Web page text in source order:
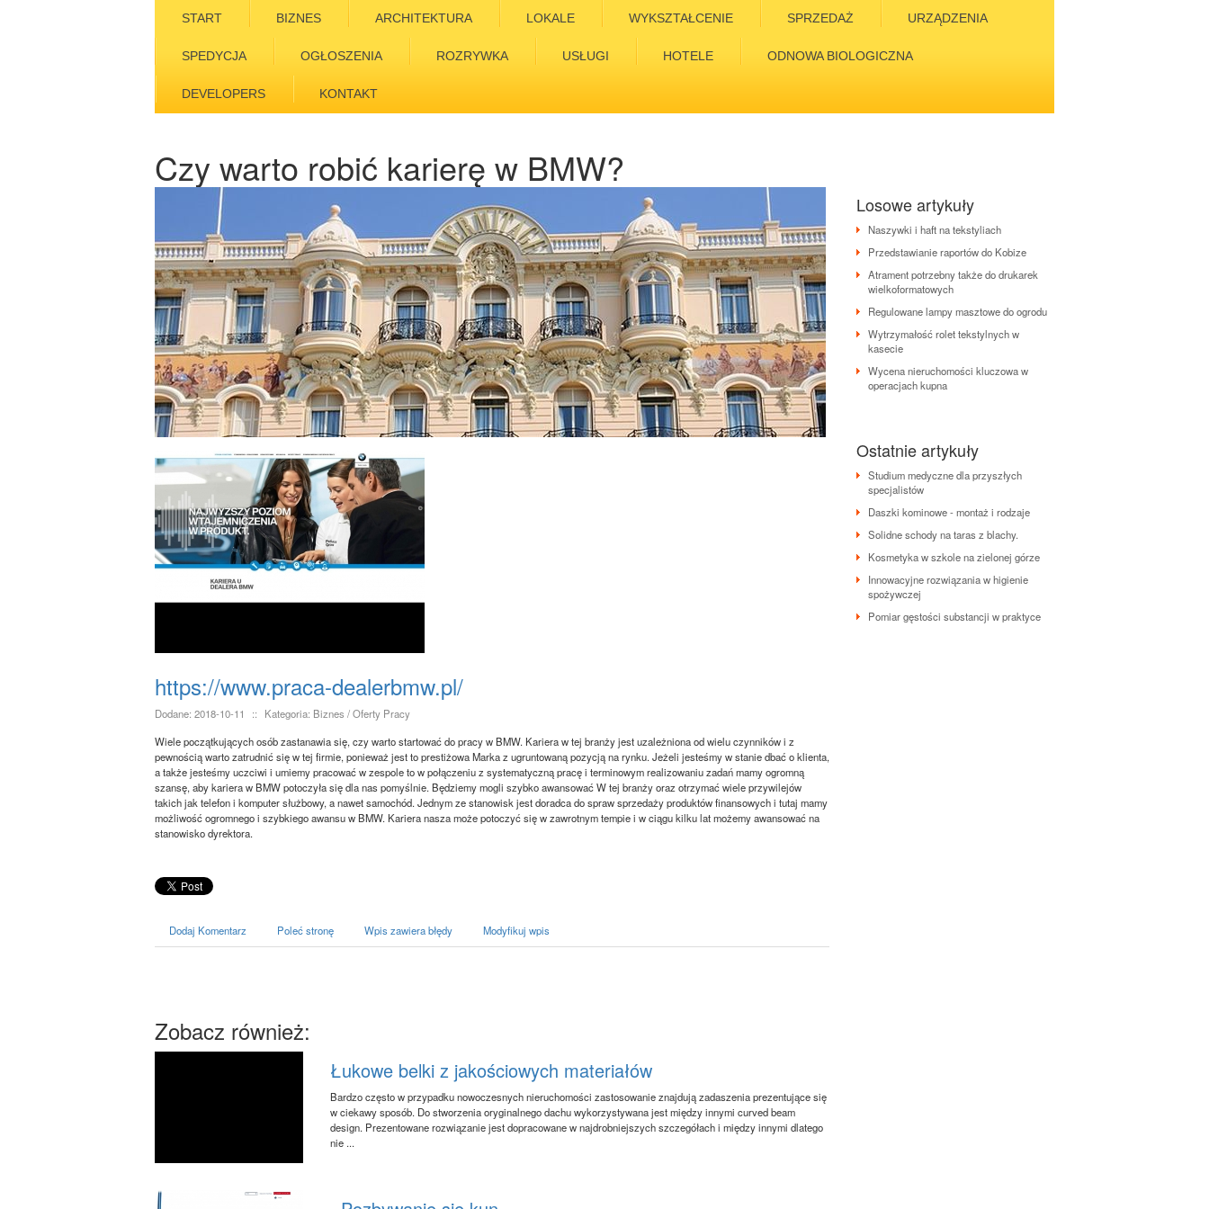
START BIZNES ARCHITEKTURA LOKALE WYKSZTAŁCENIE SPRZEDAŻ URZĄDZENIA
SPEDYCJA OGŁOSZENIA ROZRYWKA USŁUGI HOTELE ODNOWA BIOLOGICZNA
DEVELOPERS KONTAKT
Czy warto robić karierę w BMW?
https://www.praca-dealerbmw.pl/
Dodane: 2018-10-11 ::
Kategoria: Biznes / Oferty Pracy
Wiele początkujących osób zastanawia się, czy warto startować do pracy w BMW. Kariera w tej branży jest uzależniona od wielu czynników i z
pewnością warto zatrudnić się w tej firmie, ponieważ jest to prestiżowa Marka z ugruntowaną pozycją na rynku. Jeżeli jesteśmy w stanie dbać o klienta,
a także jesteśmy uczciwi i umiemy pracować w zespole to w połączeniu z systematyczną pracę i terminowym realizowaniu zadań mamy ogromną
szansę, aby kariera w BMW potoczyła się dla nas pomyślnie. Będziemy mogli szybko awansować W tej branży oraz otrzymać wiele przywilejów
takich jak telefon i komputer służbowy, a nawet samochód. Jednym ze stanowisk jest doradca do spraw sprzedaży produktów finansowych i tutaj mamy
możliwość ogromnego i szybkiego awansu w BMW. Kariera nasza może potoczyć się w zawrotnym tempie i w ciągu kilku lat możemy awansować na
stanowisko dyrektora.
Dodaj Komentarz Poleć stronę Wpis zawiera błędy Modyfikuj wpis
Zobacz również:
Łukowe belki z jakościowych materiałów
Bardzo często w przypadku nowoczesnych nieruchomości zastosowanie znajdują zadaszenia prezentujące się
w ciekawy sposób. Do stworzenia oryginalnego dachu wykorzystywana jest między innymi curved beam
design. Prezentowane rozwiązanie jest dopracowane w najdrobniejszych szczegółach i między innymi dlatego
nie ...
Losowe artykuły
Naszywki i haft na tekstyliach
Przedstawianie raportów do Kobize
Atrament potrzebny także do drukarek
wielkoformatowych
Regulowane lampy masztowe do ogrodu
Wytrzymałość rolet tekstylnych w
kasecie
Wycena nieruchomości kluczowa w
operacjach kupna
Ostatnie artykuły
Studium medyczne dla przyszłych
specjalistów
Daszki kominowe - montaż i rodzaje
Solidne schody na taras z blachy.
Kosmetyka w szkole na zielonej górze
Innowacyjne rozwiązania w higienie
spożywczej
Pomiar gęstości substancji w praktyce